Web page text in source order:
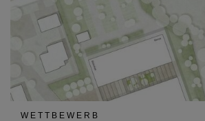
WETTBEWERB